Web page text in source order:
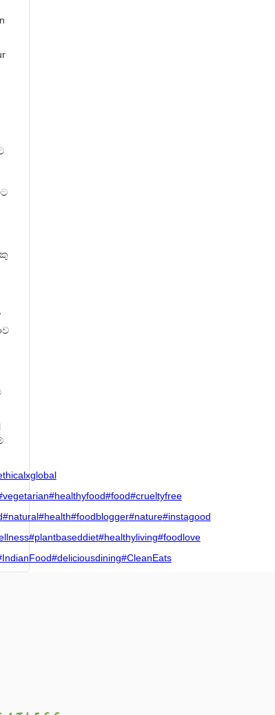
#healthyfood#food#crueltyfree
#natural#health#foodblogger#nature#instagood
#plantbaseddiet#healthyliving#foodlove
#deliciousdining#CleanEats